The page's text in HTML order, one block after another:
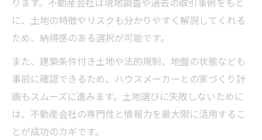
ります。不動産会社は現地調査や過去の取引事例をもと
に、土地の特徴やリスクも分かりやすく解説してくれる
ため、納得感のある選択が可能です。
また、建築条件付き土地や法的規制、地盤の状態なども
事前に確認できるため、ハウスメーカーとの家づくり計
画もスムーズに進みます。土地選びに失敗しないために
は、不動産会社の専門性と情報力を最大限に活用するこ
とが成功のカギです。